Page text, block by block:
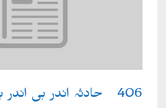
406۔ حادثہ اندر ہی اندر ہو گیا